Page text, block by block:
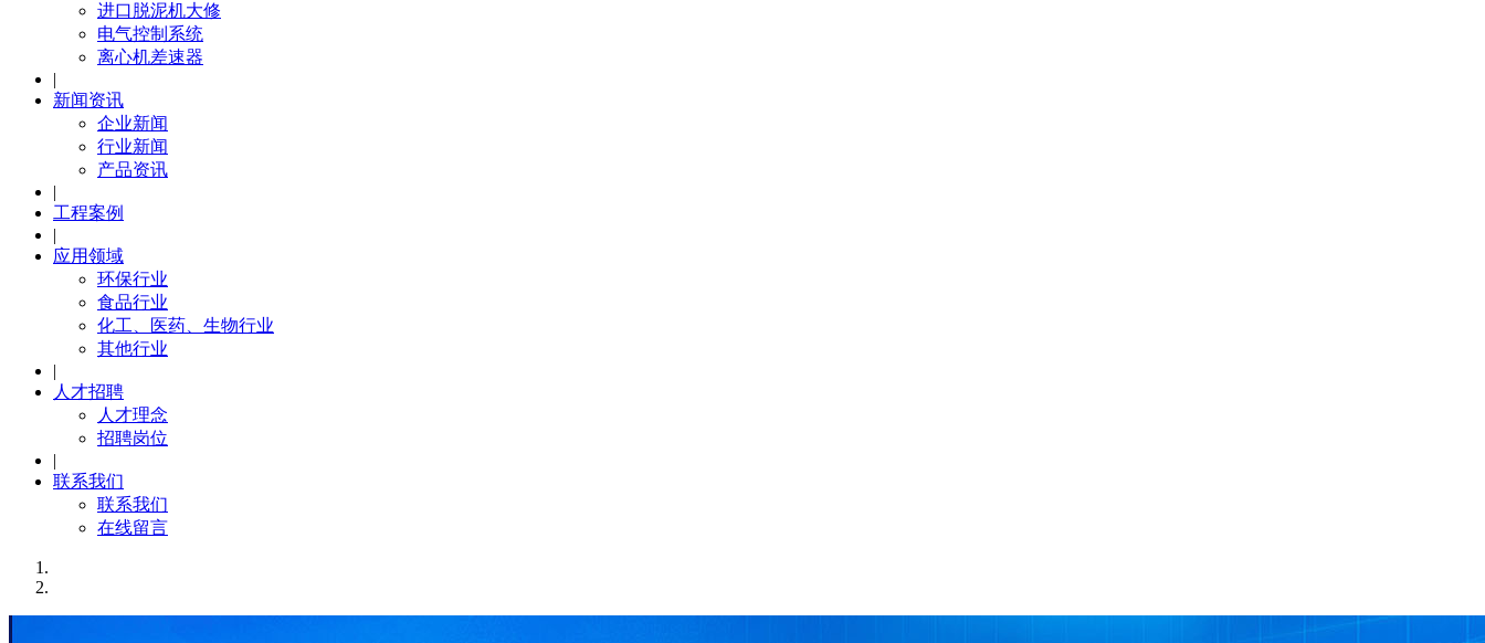
进口脱泥机大修
电气控制系统
离心机差速器
|
新闻资讯
企业新闻
行业新闻
产品资讯
|
工程案例
|
应用领域
环保行业
食品行业
化工、医药、生物行业
其他行业
|
人才招聘
人才理念
招聘岗位
|
联系我们
联系我们
在线留言